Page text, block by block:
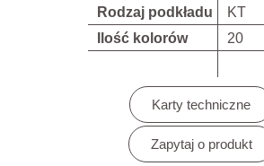
Rodzaj podkładu
KT
Ilość kolorów
20
Karty techniczne
Zapytaj o produkt